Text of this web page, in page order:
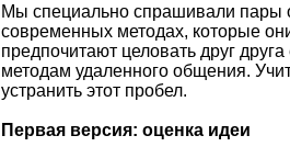
Мы специально спрашивали пары
современных методах, которые
предпочитают целовать друг
методам удаленного общения.
устранить этот пробел.
Первая версия: оценка идеи